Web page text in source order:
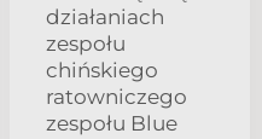
działaniach
zespołu
chińskiego
ratowniczego
zespołu Blue